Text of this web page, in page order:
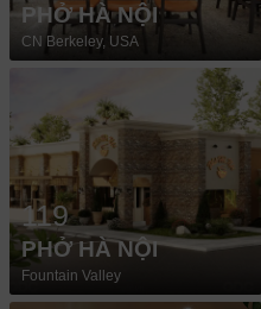
PHỞ HÀ NỘI
CN Berkeley, USA
119
PHỞ HÀ NỘI
Fountain Valley